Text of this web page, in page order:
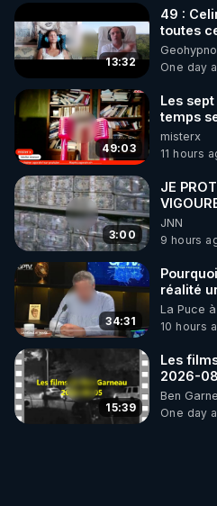
▶ 30 jours gratuit sur
de bien-être ENVOL :
Rendez-vous sur https://
le code : REGENERE
13:32
49 :
toutes
Enquête
One day
49:03
Les
temps
misterx
11 hours
3:00
JE
JNN
9 hours
34:31
réalité
on
La Puce
10 hours
15:39
Les
2026-
Ben
One day